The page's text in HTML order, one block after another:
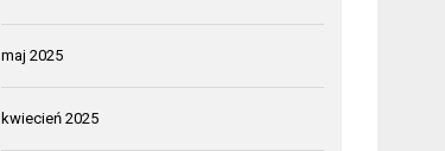
maj 2025
kwiecień 2025